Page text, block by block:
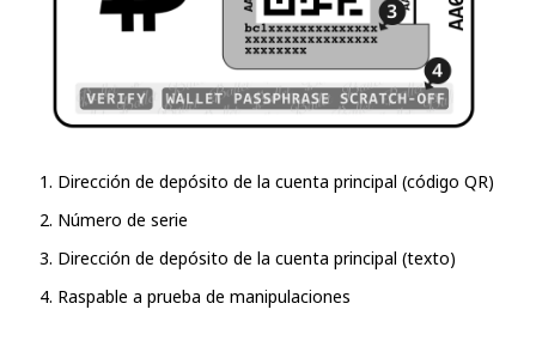
Dirección de depósito de la cuenta principal (código QR)
Número de serie
Dirección de depósito de la cuenta principal (texto)
Raspable a prueba de manipulaciones